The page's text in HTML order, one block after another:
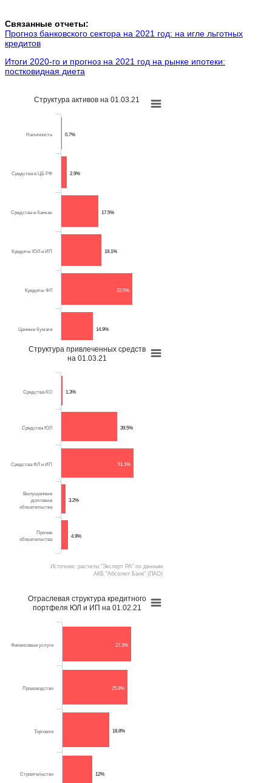
Связанные отчеты:
Прогноз банковского сектора на 2021 год: на игле льготных
кредитов
Итоги 2020-го и прогноз на 2021 год на рынке ипотеки:
постковидная диета
Структура активов на 01.03.21
0.7%
2.9%
17.5%
19.1%
33.5%
14.9%
Наличность
Средства в ЦБ РФ
Средства в банках
Кредиты ЮЛ и ИП
Кредиты ФЛ
Ценные бумаги
Структура привлеченных средств
на 01.03.21
1.3%
39.5%
51.1%
3.2%
4.9%
Средства КО
Средства ЮЛ
Средства ФЛ и ИП
Выпущенные
долговые
обязательства
Прочие
обязательства
Источник: расчеты "Эксперт РА" по данным
АКБ "Абсолют Банк" (ПАО)
Отраслевая структура кредитного
портфеля ЮЛ и ИП на 01.02.21
27.3%
25.8%
18.8%
12%
Финансовые услуги
Производство
Торговля
Строительство